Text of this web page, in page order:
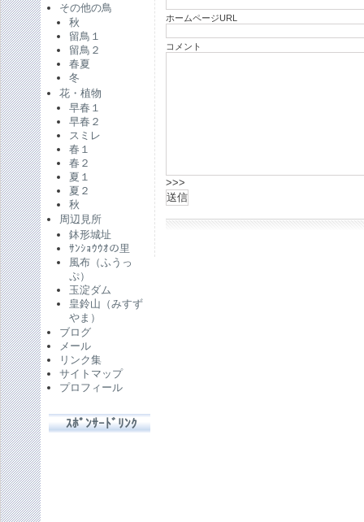
その他の鳥
秋
留鳥１
留鳥２
春夏
冬
花・植物
早春１
早春２
スミレ
春１
春２
夏１
夏２
秋
周辺見所
鉢形城址
ｻﾝｼｮｳｳｵの里
風布（ふうっ
ぷ）
玉淀ダム
皇鈴山（みすず
やま）
ブログ
メール
リンク集
サイトマップ
プロフィール
ｽﾎﾟﾝｻｰﾄﾞﾘﾝｸ
ホームページURL
コメント
>>>